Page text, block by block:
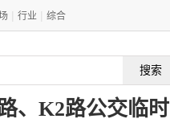
行业 综合
搜索
、K2路公交临时